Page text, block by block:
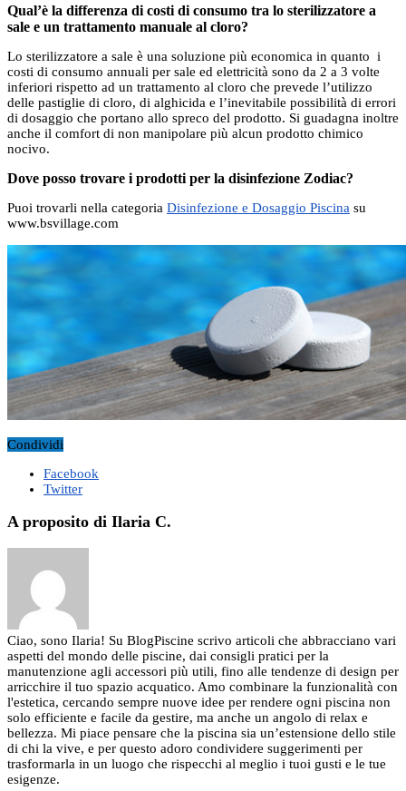
Qual’è la differenza di costi di consumo tra lo sterilizzatore a
sale e un trattamento manuale al cloro?
Lo sterilizzatore a sale è una soluzione più economica in quanto i
costi di consumo annuali per sale ed elettricità sono da 2 a 3 volte
inferiori rispetto ad un trattamento al cloro che prevede l’utilizzo
delle pastiglie di cloro, di alghicida e l’inevitabile possibilità di errori
di dosaggio che portano allo spreco del prodotto. Si guadagna inoltre
anche il comfort di non manipolare più alcun prodotto chimico
nocivo.
Dove posso trovare i prodotti per la disinfezione Zodiac?
Puoi trovarli nella categoria Disinfezione e Dosaggio Piscina su
www.bsvillage.com
Condividi
Facebook
Twitter
A proposito di Ilaria C.
Ciao, sono Ilaria! Su BlogPiscine scrivo articoli che abbracciano vari
aspetti del mondo delle piscine, dai consigli pratici per la
manutenzione agli accessori più utili, fino alle tendenze di design per
arricchire il tuo spazio acquatico. Amo combinare la funzionalità con
l'estetica, cercando sempre nuove idee per rendere ogni piscina non
solo efficiente e facile da gestire, ma anche un angolo di relax e
bellezza. Mi piace pensare che la piscina sia un’estensione dello stile
di chi la vive, e per questo adoro condividere suggerimenti per
trasformarla in un luogo che rispecchi al meglio i tuoi gusti e le tue
esigenze.